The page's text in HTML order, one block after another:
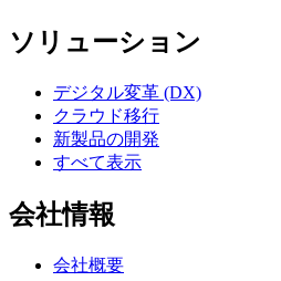
ソリューション
デジタル変革 (DX)
クラウド移行
新製品の開発
すべて表示
会社情報
会社概要